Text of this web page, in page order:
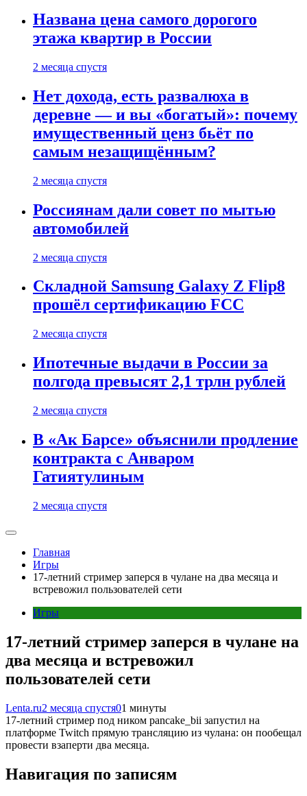
Названа цена самого дорогого
этажа квартир в России
2 месяца спустя
Нет дохода, есть развалюха в
деревне — и вы «богатый»: почему
имущественный ценз бьёт по
самым незащищённым?
2 месяца спустя
Россиянам дали совет по мытью
автомобилей
2 месяца спустя
Складной Samsung Galaxy Z Flip8
прошёл сертификацию FCC
2 месяца спустя
Ипотечные выдачи в России за
полгода превысят 2,1 трлн рублей
2 месяца спустя
В «Ак Барсе» объяснили продление
контракта с Анваром
Гатиятулиным
2 месяца спустя
Главная
Игры
17-летний стример заперся в чулане на два месяца и
встревожил пользователей сети
Игры
17-летний стример заперся в чулане на
два месяца и встревожил
пользователей сети
Lenta.ru2 месяца спустя01 минуты
17-летний стример под ником pancake_bii запустил на
платформе Twitch прямую трансляцию из чулана: он пообещал
провести взаперти два месяца.
Навигация по записям